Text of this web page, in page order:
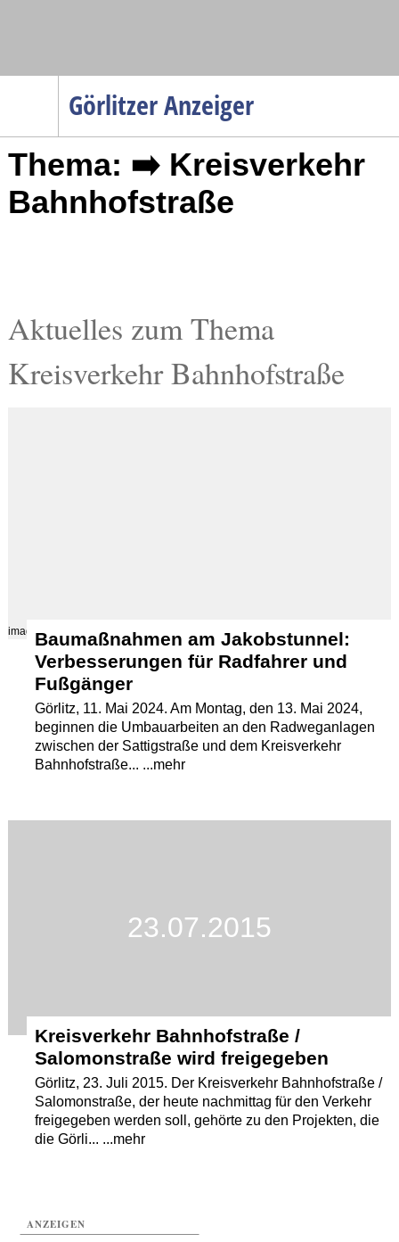
Görlitzer Anzeiger
Menüpunkte
Startseite
Gesellschaft
Gesundheit
Kultur
Thema: ➡️ Kreisverkehr
Bahnhofstraße
Aktuelles zum Thema
Kreisverkehr Bahnhofstraße
images/src/Jakobstunnel-Goerlitz-001-JPG.jpg
Baumaßnahmen am Jakobstunnel:
Verbesserungen für Radfahrer und
Fußgänger
Görlitz, 11. Mai 2024. Am Montag, den 13. Mai 2024,
beginnen die Umbauarbeiten an den Radweganlagen
zwischen der Sattigstraße und dem Kreisverkehr
Bahnhofstraße... ...mehr
23.07.2015
Kreisverkehr Bahnhofstraße /
Salomonstraße wird freigegeben
Görlitz, 23. Juli 2015. Der Kreisverkehr Bahnhofstraße /
Salomonstraße, der heute nachmittag für den Verkehr
freigegeben werden soll, gehörte zu den Projekten, die
die Görli... ...mehr
ANZEIGEN